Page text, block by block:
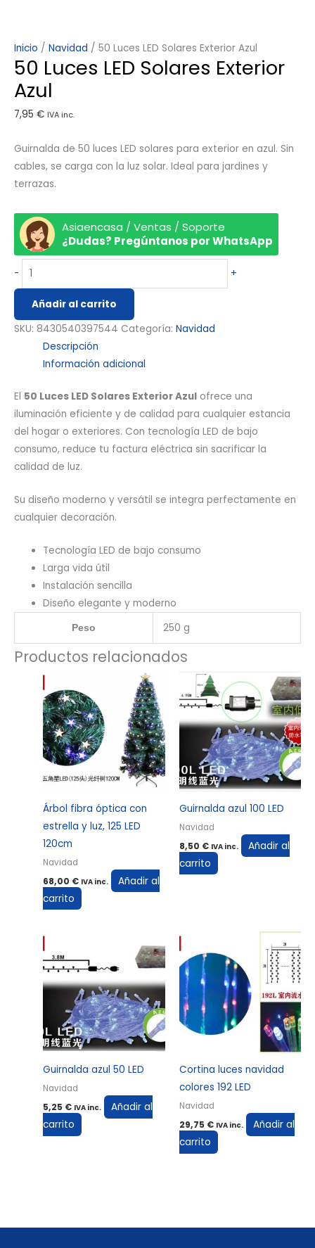
Inicio / Navidad / 50 Luces LED Solares Exterior Azul
50 Luces LED Solares Exterior
Azul
7,95 € IVA inc.
Guirnalda de 50 luces LED solares para exterior en azul. Sin
cables, se carga con la luz solar. Ideal para jardines y
terrazas.
Asiaencasa / Ventas / Soporte
¿Dudas? Pregúntanos por WhatsApp
- +
Añadir al carrito
SKU: 8430540397544 Categoría: Navidad
Descripción
Información adicional
El 50 Luces LED Solares Exterior Azul ofrece una
iluminación eficiente y de calidad para cualquier estancia
del hogar o exteriores. Con tecnología LED de bajo
consumo, reduce tu factura eléctrica sin sacrificar la
calidad de luz.
Su diseño moderno y versátil se integra perfectamente en
cualquier decoración.
Tecnología LED de bajo consumo
Larga vida útil
Instalación sencilla
Diseño elegante y moderno
Peso 250 g
Productos relacionados
Árbol fibra óptica con
estrella y luz, 125 LED
120cm
Navidad
68,00 € IVA inc.
Añadir al
carrito
Guirnalda azul 100 LED
Navidad
8,50 € IVA inc.
Añadir al
carrito
Guirnalda azul 50 LED
Navidad
5,25 € IVA inc.
Añadir al
carrito
Cortina luces navidad
colores 192 LED
Navidad
29,75 € IVA inc.
Añadir al
carrito